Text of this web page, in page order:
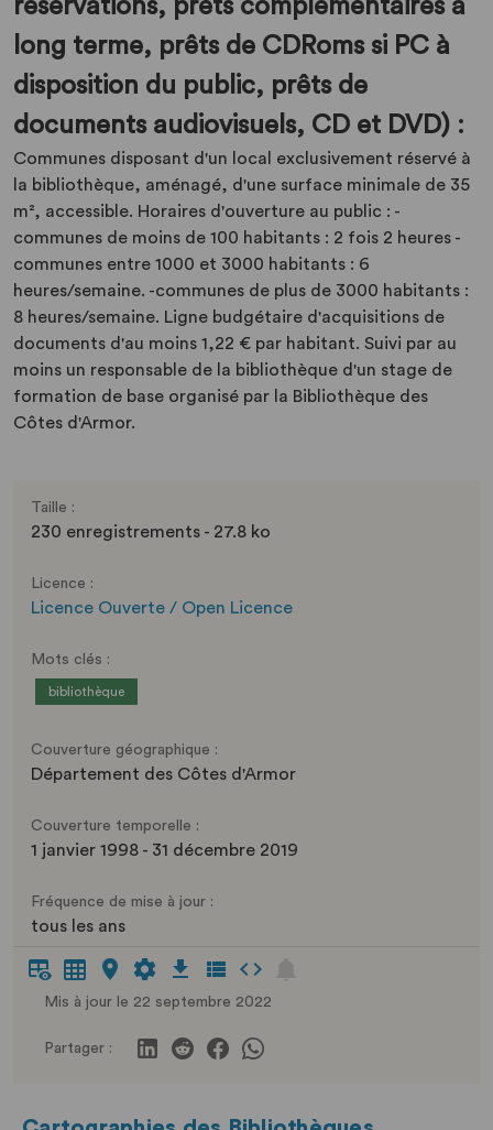
réservations, prêts complémentaires à
long terme, prêts de CDRoms si PC à
disposition du public, prêts de
documents audiovisuels, CD et DVD) :
Communes disposant d'un local exclusivement réservé à
la bibliothèque, aménagé, d'une surface minimale de 35
m², accessible. Horaires d'ouverture au public : -
communes de moins de 100 habitants : 2 fois 2 heures -
communes entre 1000 et 3000 habitants : 6
heures/semaine. -communes de plus de 3000 habitants :
8 heures/semaine. Ligne budgétaire d'acquisitions de
documents d'au moins 1,22 € par habitant. Suivi par au
moins un responsable de la bibliothèque d'un stage de
formation de base organisé par la Bibliothèque des
Côtes d'Armor.
Taille :
230 enregistrements - 27.8 ko
Licence :
Licence Ouverte / Open Licence
Mots clés :
bibliothèque
Couverture géographique :
Département des Côtes d'Armor
Couverture temporelle :
1 janvier 1998 - 31 décembre 2019
Fréquence de mise à jour :
tous les ans
Mis à jour le 22 septembre 2022
Partager :